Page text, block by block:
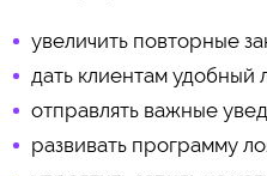
увеличить повторные
дать клиентам удобный
отправлять важные
развивать программу